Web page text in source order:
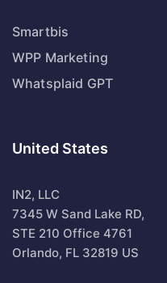
Smartbis
WPP Marketing
Whatsplaid GPT
United States
IN2, LLC
7345 W Sand Lake RD,
STE 210 Office 4761
Orlando, FL 32819 US